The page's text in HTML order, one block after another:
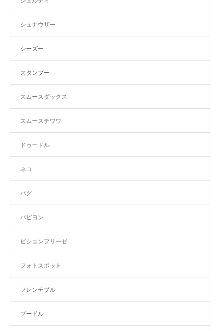
シュナウザー
シーズー
スタンプー
スムースダックス
スムースチワワ
ドゥードル
ネコ
パグ
パピヨン
ビションフリーゼ
フォトスポット
フレンチブル
プードル